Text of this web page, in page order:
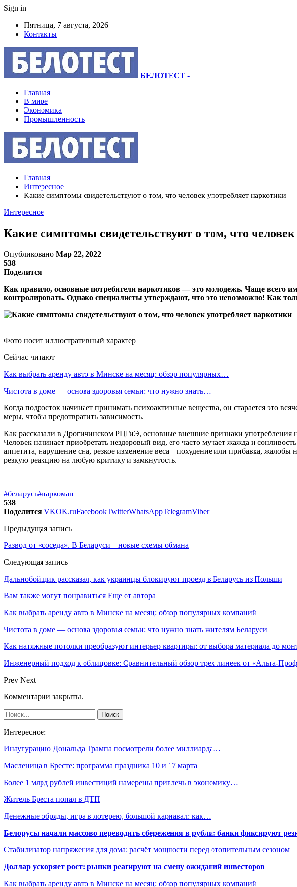
Sign in
Пятница, 7 августа, 2026
Контакты
БЕЛОТЕСТ -
Главная
В мире
Экономика
Промышленность
Главная
Интересное
Какие симптомы свидетельствуют о том, что человек употребляет наркотики
Интересное
Какие симптомы свидетельствуют о том, что
Опубликовано Мар 22, 2022
538
Поделится
Как правило, основные потребители наркотиков — это молодежь. Чаще всего
контролировать. Однако специалисты утверждают, что это невозможно! Как
Фото носит иллюстративный характер
Сейчас читают
Как выбрать аренду авто в Минске на месяц: обзор популярных…
Чистота в доме — основа здоровья семьи: что нужно знать…
Когда подросток начинает принимать психоактивные вещества, он старается это
меры, чтобы предотвратить зависимость.
Как рассказали в Дрогичинском РЦГиЭ, основные внешние признаки употребления
Человек начинает приобретать нездоровый вид, его часто мучает жажда и
аппетита, нарушение сна, резкое изменение веса – похудение или прибавка,
резкую реакцию на любую критику и замкнутость.
#беларусь#наркоман
538
Поделится VKOK.ruFacebookTwitterWhatsAppTelegramViber
Предыдущая запись
Развод от «соседа». В Беларуси – новые схемы обмана
Следующая запись
Дальнобойщик рассказал, как украинцы блокируют проезд в Беларусь из Польши
Вам также могут понравиться Еще от автора
Как выбрать аренду авто в Минске на месяц: обзор популярных компаний
Чистота в доме — основа здоровья семьи: что нужно знать жителям Беларуси
Как натяжные потолки преобразуют интерьер квартиры: от выбора материала до
Инженерный подход к облицовке: Сравнительный обзор трех линеек от «Альта-
Prev Next
Комментарии закрыты.
Интересное:
Инаугурацию Дональда Трампа посмотрели более миллиарда…
Масленица в Бресте: программа праздника 10 и 17 марта
Более 1 млрд рублей инвестиций намерены привлечь в экономику…
Житель Бреста попал в ДТП
Денежные обряды, игра в лотерею, большой карнавал: как…
Белорусы начали массово переводить сбережения в рубли: банки фиксируют
Стабилизатор напряжения для дома: расчёт мощности перед отопительным сезоном
Доллар ускоряет рост: рынки реагируют на смену ожиданий инвесторов
Как выбрать аренду авто в Минске на месяц: обзор популярных компаний